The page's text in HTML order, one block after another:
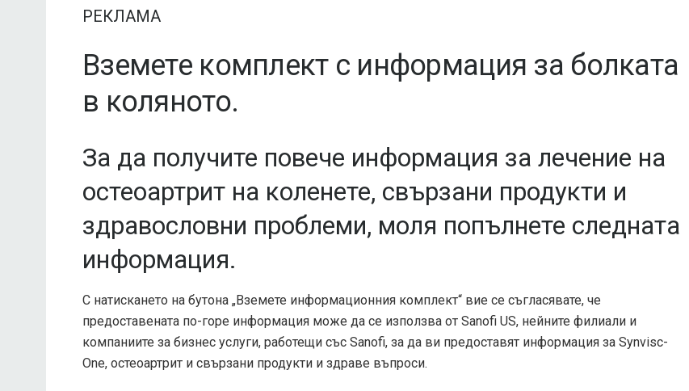
РЕКЛАМА
Вземете комплект с информация за болката
в коляното.
За да получите повече информация за лечение на
остеоартрит на коленете, свързани продукти и
здравословни проблеми, моля попълнете следната
информация.
С натискането на бутона „Вземете информационния комплект“ вие се съгласявате, че
предоставената по-горе информация може да се използва от Sanofi US, нейните филиали и
компаниите за бизнес услуги, работещи със Sanofi, за да ви предоставят информация за Synvisc-
One, остеоартрит и свързани продукти и здраве въпроси.